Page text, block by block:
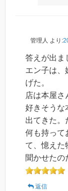
管理人 より:
答えが出ま
エン子は、
げた。
店は本屋さ
好きそうな
出てきた。
何も持って
て、憶えた
聞かせたの
返信